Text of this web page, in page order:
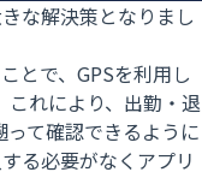
な解決策となりまし
とで、GPSを利用し
れにより、出勤・退
て確認できるように
る必要がなくアプリ